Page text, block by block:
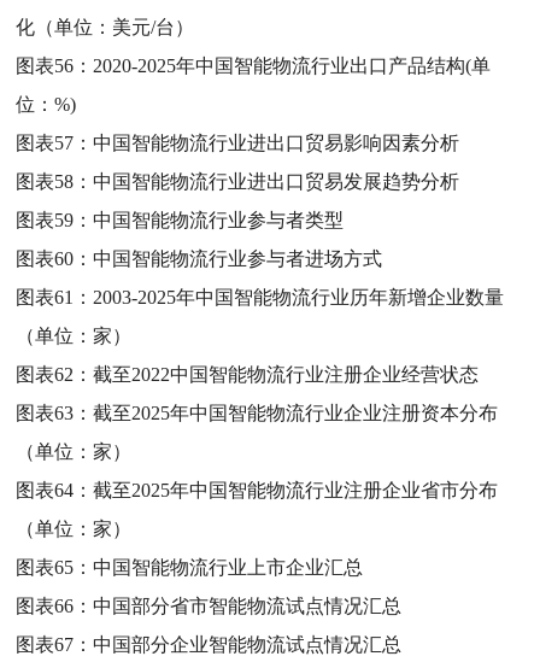
化（单位：美元/台）
图表56： 2020-2025年中国智能物流行业出口产品结构(单
位：%)
图表57：中国智能物流行业进出口贸易影响因素分析
图表58：中国智能物流行业进出口贸易发展趋势分析
图表59：中国智能物流行业参与者类型
图表60：中国智能物流行业参与者进场方式
图表61： 2003-2025年中国智能物流行业历年新增企业数量
（单位：家）
图表62：截至2022中国智能物流行业注册企业经营状态
图表63：截至2025年中国智能物流行业企业注册资本分布
（单位：家）
图表64：截至2025年中国智能物流行业注册企业省市分布
（单位：家）
图表65：中国智能物流行业上市企业汇总
图表66：中国部分省市智能物流试点情况汇总
图表67：中国部分企业智能物流试点情况汇总